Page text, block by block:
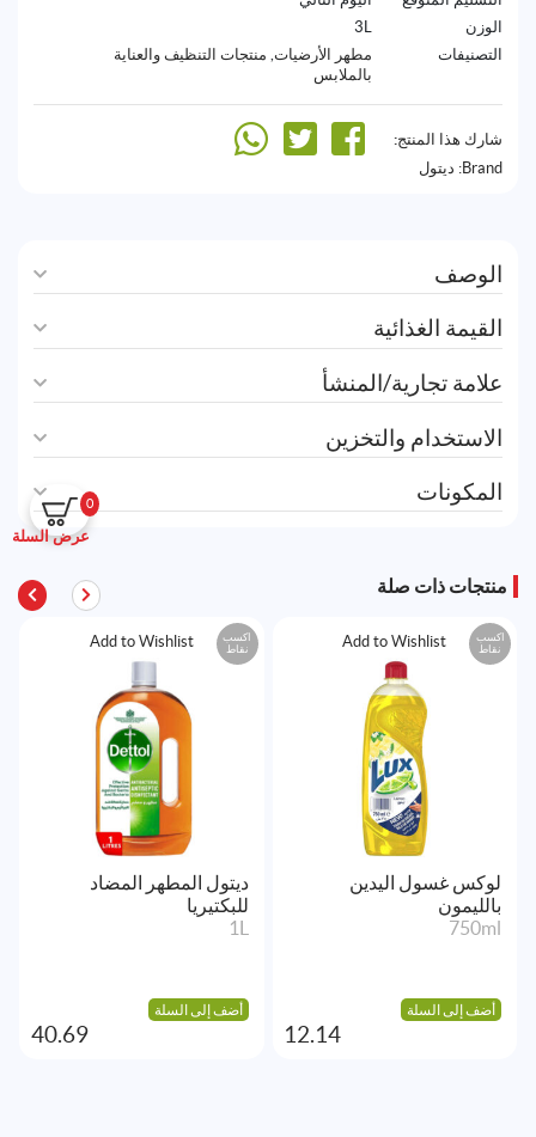
0
عرض السلة
الوزن
3L
التصنيفات
مطهر الأرضيات, منتجات التنظيف والعناية
بالملابس
شارك هذا المنتج:
Brand: ديتول
الوصف
القيمة الغذائية
علامة تجارية/المنشأ
الاستخدام والتخزين
المكونات
منتجات ذات صلة
Add to Wishlist
اكسب
نقاط
لوكس غسول اليدين
بالليمون
750ml
أضف إلى السلة
12.14
Add to Wishlist
اكسب
نقاط
ديتول المطهر المضاد
للبكتيريا
1L
أضف إلى السلة
40.69